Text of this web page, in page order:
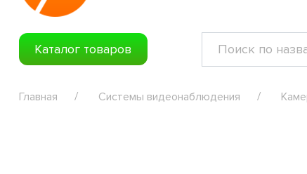
Каталог товаров
Главная Системы видеонаблюдения